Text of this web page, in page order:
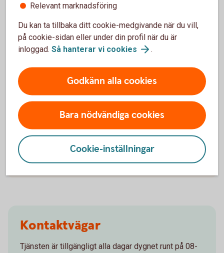
Vanliga frågor och svar
Vad är samtalsstöd?
Hur fungerar samtalsstöd?
Kostar det något med samtalsstöd?
Kontaktvägar
Tjänsten är tillgängligt alla dagar dygnet runt på 08-
Relevant marknadsföring
Du kan ta tillbaka ditt cookie-medgivande när du vill,
på cookie-sidan eller under din profil när du är
inloggad. Så hanterar vi cookies .
Godkänn alla cookies
Bara nödvändiga cookies
Cookie-inställningar